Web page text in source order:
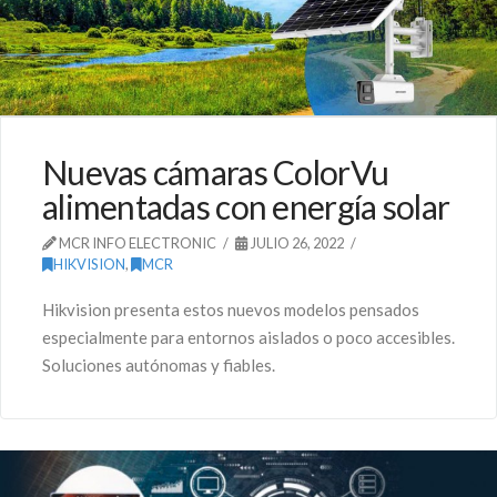
Nuevas cámaras ColorVu
alimentadas con energía solar
MCR INFO ELECTRONIC
JULIO 26, 2022
HIKVISION, MCR
Hikvision presenta estos nuevos modelos pensados
especialmente para entornos aislados o poco accesibles.
Soluciones autónomas y fiables.